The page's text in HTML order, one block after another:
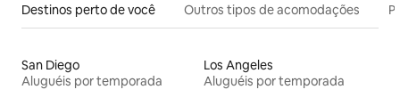
Destinos perto de você Outros tipos de acomodações
San Diego
Aluguéis por temporada
Los Angeles
Aluguéis por temporada